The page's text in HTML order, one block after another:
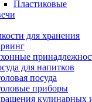
Пластиковые
для хранения
для напитков
посуда
приборы
кулинарных